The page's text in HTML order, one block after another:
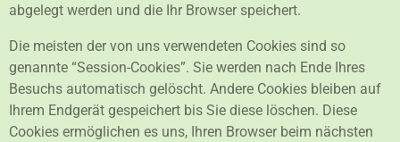
abgelegt werden und die Ihr Browser speichert.
Die meisten der von uns verwendeten Cookies sind so
genannte “Session-Cookies”. Sie werden nach Ende Ihres
Besuchs automatisch gelöscht. Andere Cookies bleiben auf
Ihrem Endgerät gespeichert bis Sie diese löschen. Diese
Cookies ermöglichen es uns, Ihren Browser beim nächsten